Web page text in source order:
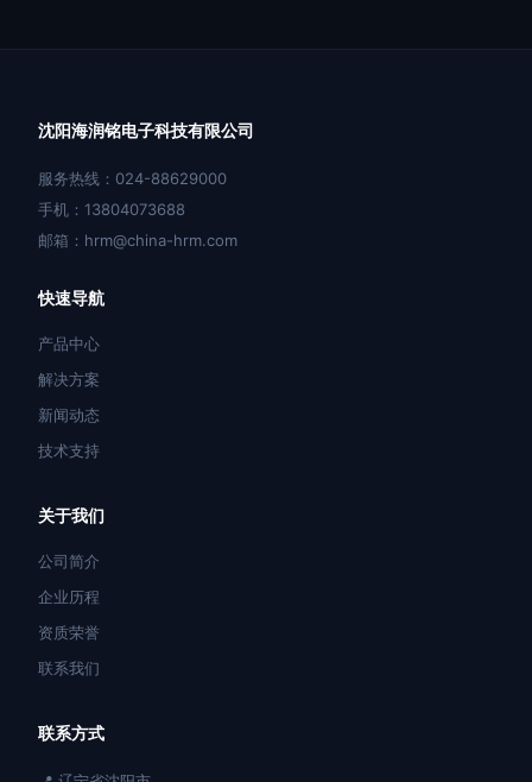
沈阳海润铭电子科技有限公司
服务热线：024-88629000
手机：13804073688
邮箱：hrm@china-hrm.com
快速导航
产品中心
解决方案
新闻动态
技术支持
关于我们
公司简介
企业历程
资质荣誉
联系我们
联系方式